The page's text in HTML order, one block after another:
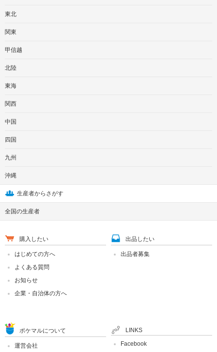
東北
関東
甲信越
北陸
東海
関西
中国
四国
九州
沖縄
生産者からさがす
全国の生産者
購入したい
はじめての方へ
よくある質問
お知らせ
企業・自治体の方へ
出品したい
出品者募集
ポケマルについて
運営会社
LINKS
Facebook